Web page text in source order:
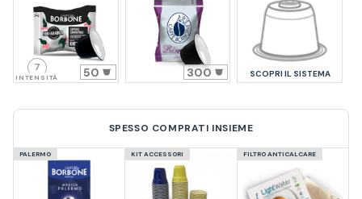
7
INTENSITÀ 50 300 SCOPRI IL SISTEMA
SPESSO COMPRATI INSIEME
PALERMO KIT ACCESSORI FILTRO ANTICALCARE